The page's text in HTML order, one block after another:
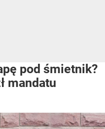
pod śmietnik?
mandatu